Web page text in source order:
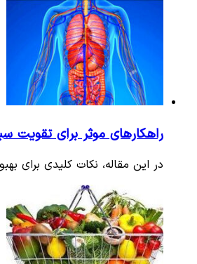
راهکارهای موثر برای تقویت
در این مقاله، نکات کلیدی برای